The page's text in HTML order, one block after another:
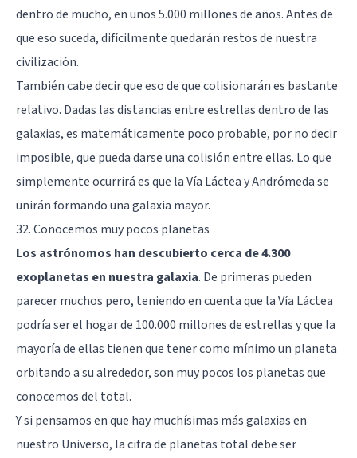
dentro de mucho, en unos 5.000 millones de años. Antes de
que eso suceda, difícilmente quedarán restos de nuestra
civilización.
También cabe decir que eso de que colisionarán es bastante
relativo. Dadas las distancias entre estrellas dentro de las
galaxias, es matemáticamente poco probable, por no decir
imposible, que pueda darse una colisión entre ellas. Lo que
simplemente ocurrirá es que la Vía Láctea y Andrómeda se
unirán formando una galaxia mayor.
32. Conocemos muy pocos planetas
Los astrónomos han descubierto cerca de 4.300
exoplanetas en nuestra galaxia. De primeras pueden
parecer muchos pero, teniendo en cuenta que la Vía Láctea
podría ser el hogar de 100.000 millones de estrellas y que la
mayoría de ellas tienen que tener como mínimo un planeta
orbitando a su alrededor, son muy pocos los planetas que
conocemos del total.
Y si pensamos en que hay muchísimas más galaxias en
nuestro Universo, la cifra de planetas total debe ser